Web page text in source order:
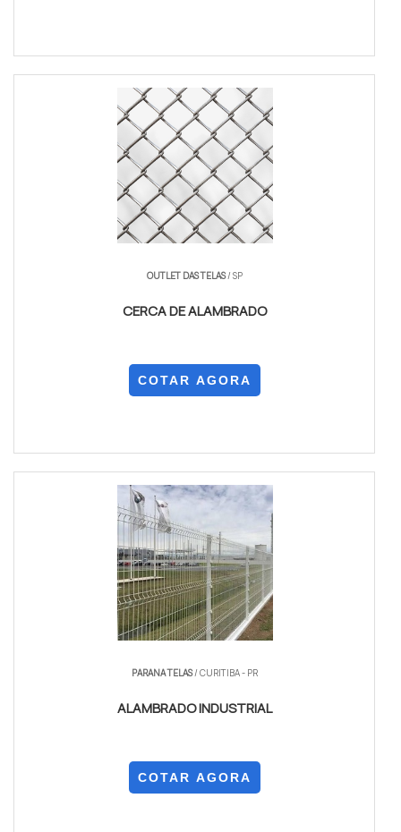
OUTLET DAS TELAS/ SP
CERCA DE ALAMBRADO
COTAR AGORA
PARANA TELAS/ CURITIBA - PR
ALAMBRADO INDUSTRIAL
COTAR AGORA